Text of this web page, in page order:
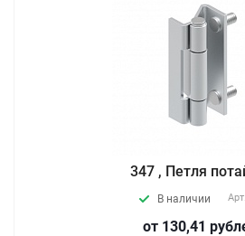
347 , Петля
В наличии Арт.
от 130,41 руб